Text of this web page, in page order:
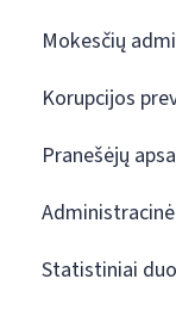
Mokesčių
Korupcijos
Pranešėjų
Statistiniai